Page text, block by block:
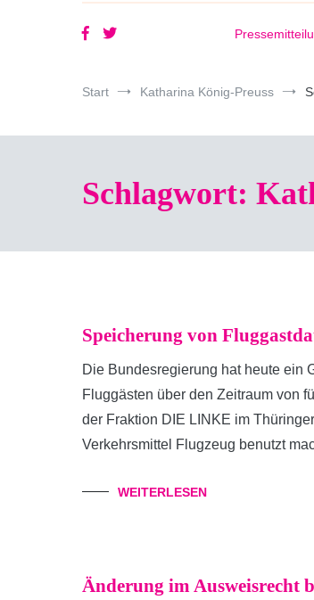
Start Katharina König-Preuss
Schlagwort:
Speicherung von
Die Bundesregierung hat heute ein
Fluggästen über den Zeitraum von
der Fraktion DIE LINKE im
Verkehrsmittel Flugzeug benutzt
WEITERLESEN
Änderung im Ausweisrecht